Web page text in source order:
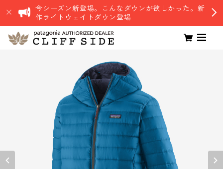
今シーズン新登場。こんなダウンが欲しかった。新
作ライトウェイトダウン登場